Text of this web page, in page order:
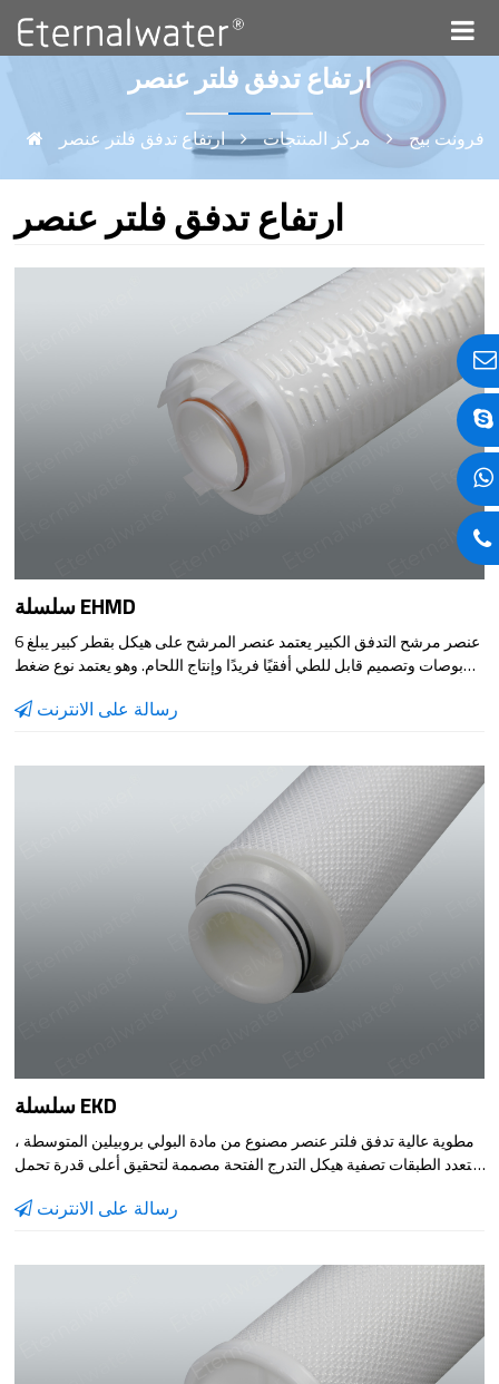
ارتفاع تدفق فلتر عنصر
فرونت بيج مركز المنتجات ارتفاع تدفق فلتر عنصر
ارتفاع تدفق فلتر عنصر
سلسلة EHMD
عنصر مرشح التدفق الكبير يعتمد عنصر المرشح على هيكل بقطر كبير يبلغ 6
بوصات وتصميم قابل للطي أفقيًا فريدًا وإنتاج اللحام. وهو يعتمد نوع ضغط
للأوساخ السعة ، وتدفق كبير.تقليل الكمية والمساحة المطلوبة بشكل
رسالة على الانترنت
سلسلة EKD
مطوية عالية تدفق فلتر عنصر مصنوع من مادة البولي بروبيلين المتوسطة ،
متعدد الطبقات تصفية هيكل التدرج الفتحة مصممة لتحقيق أعلى قدرة تحمل
الترشيح لتلبية مختلف
رسالة على الانترنت